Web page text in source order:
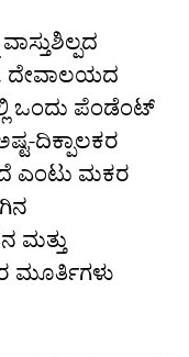
ದೇವಾಲಯದ
ಒಂದು ಪೆಂಡೆಂಟ್
ದಿಕ್ಪಾಲಕರ
ಎಂಟು ಮಕರ
ಮತ್ತು
ಮೂರ್ತಿಗಳು